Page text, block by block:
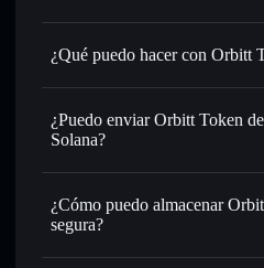
Orbitt Token no está verificado
¿Qué puedo hacer con Orbitt
Orbitt Token
cartera
Intercambiar al instante:
USDC o miles de otros tokens
tu precio objetivo para ORBT
Utilizar DCA
largo del tiempo
¿Puedo enviar Orbitt Token
Solana?
¿Cómo puedo almacenar
segura?